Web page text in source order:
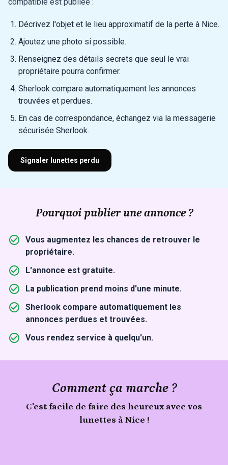
compatible est publiée :
Décrivez l'objet et le lieu approximatif de la perte à Nice.
Ajoutez une photo si possible.
Renseignez des détails secrets que seul le vrai
propriétaire pourra confirmer.
Sherlook compare automatiquement les annonces
trouvées et perdues.
En cas de correspondance, échangez via la messagerie
sécurisée Sherlook.
Signaler lunettes perdu
Pourquoi publier une annonce ?
Vous augmentez les chances de retrouver le
propriétaire.
L'annonce est gratuite.
La publication prend moins d'une minute.
Sherlook compare automatiquement les
annonces perdues et trouvées.
Vous rendez service à quelqu'un.
Comment ça marche ?
C'est facile de faire des heureux avec vos
lunettes à Nice !